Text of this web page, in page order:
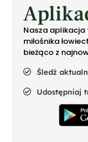
Nasza aplikacja
miłośnika
bieżąco z
Śledź
Udostępniaj